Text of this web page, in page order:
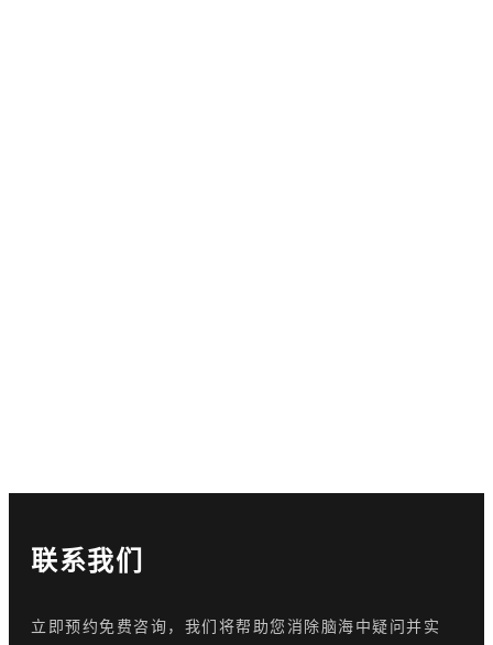
联系我们
立即预约免费咨询，我们将帮助您消除脑海中疑问并实